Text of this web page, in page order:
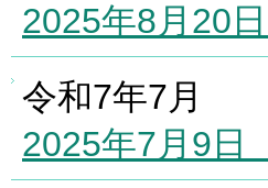
2025年8月20
令和7年7月
2025年7月9日